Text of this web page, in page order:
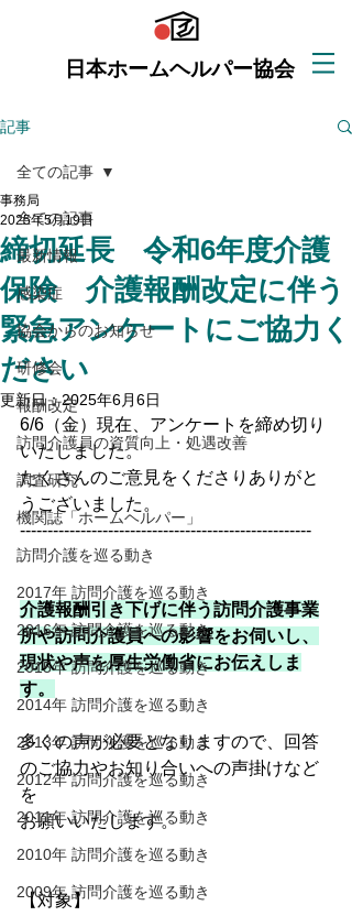
日本ホームヘルパー協会
記事
全ての記事
最新情報
感染症
協会からのお知らせ
研修会
報酬改定
訪問介護員の資質向上・処遇改善
調査研究
機関誌「ホームヘルパー」
訪問介護を巡る動き
2017年 訪問介護を巡る動き
2016年 訪問介護を巡る動き
2015年 訪問介護を巡る動き
2014年 訪問介護を巡る動き
2013年 訪問介護を巡る動き
2012年 訪問介護を巡る動き
2011年 訪問介護を巡る動き
2010年 訪問介護を巡る動き
2009年 訪問介護を巡る動き
全ての記事
締切延長 令和6年度介護
保険 介護報酬改定に伴う
緊急アンケートにご協力く
ださい
事務局
2025年5月19日
更新日：2025年6月6日
6/6（金）現在、アンケートを締め切り
いたしました。
たくさんのご意見をくださりありがと
うございました。
-----------------------------------------------------
介護報酬引き下げに伴う訪問介護事業
所や訪問介護員への影響をお伺いし、
現状や声を厚生労働省にお伝えしま
す。
多くの声が必要となりますので、回答
のご協力やお知り合いへの声掛けなど
を
お願いいたします。
【対象】